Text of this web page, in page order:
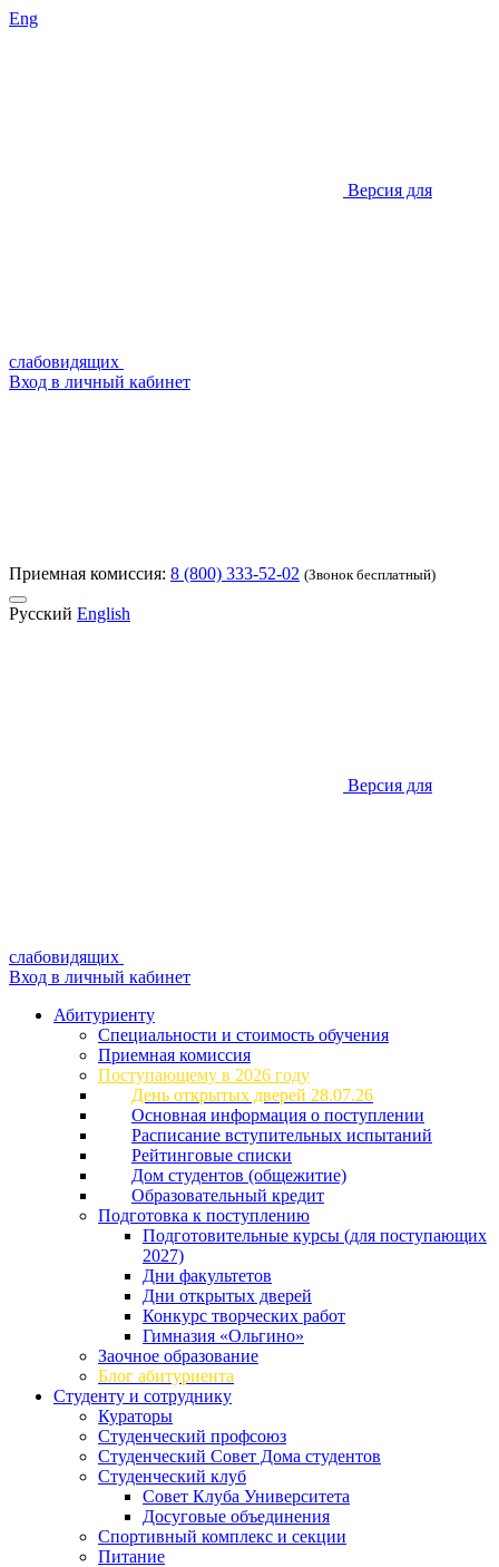
Eng
Версия для
слабовидящих
Вход в личный кабинет
Приемная комиссия: 8 (800) 333-52-02 (Звонок бесплатный)
Русский English
Версия для
слабовидящих
Вход в личный кабинет
Абитуриенту
Специальности и стоимость обучения
Приемная комиссия
Поступающему в 2026 году
День открытых дверей 28.07.26
Основная информация о поступлении
Расписание вступительных испытаний
Рейтинговые списки
Дом студентов (общежитие)
Образовательный кредит
Подготовка к поступлению
Подготовительные курсы (для поступающих
2027)
Дни факультетов
Дни открытых дверей
Конкурс творческих работ
Гимназия «Ольгино»
Заочное образование
Блог абитуриента
Студенту и сотруднику
Кураторы
Студенческий профсоюз
Студенческий Совет Дома студентов
Студенческий клуб
Совет Клуба Университета
Досуговые объединения
Спортивный комплекс и секции
Питание